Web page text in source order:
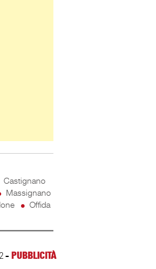
Castignano
Massignano
Offida
- PUBBLICITÀ